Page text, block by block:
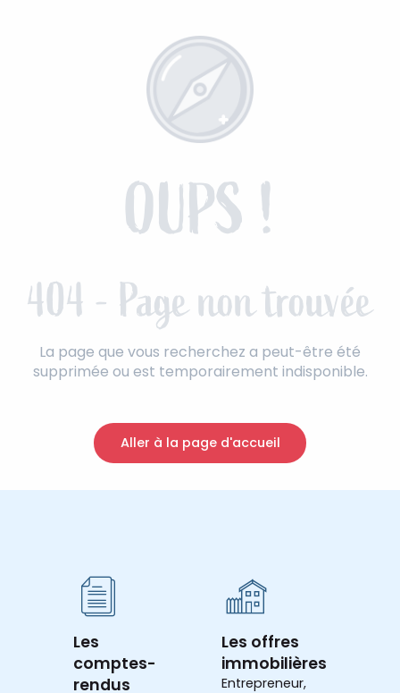
OUPS !
404 - Page non trouvée
La page que vous recherchez a peut-être été
supprimée ou est temporairement indisponible.
Aller à la page d'accueil
Les
comptes-
rendus
Les offres
immobilières
Entrepreneur,